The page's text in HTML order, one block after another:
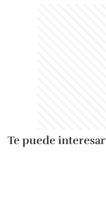
Te puede interesar